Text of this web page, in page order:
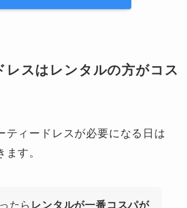
レスはレンタルの方がコス
ティードレスが必要になる日は
す。
たら レンタルが一番コスパが